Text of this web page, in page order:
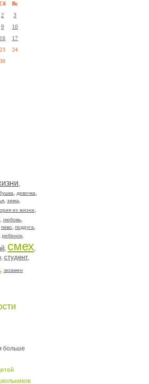
Вс
2
3
9
10
16
17
23
24
30
,
, девочка,
, зима,
из жизни,
, любовь,
пиво, подруга,
, ребенок,
, смех,
, студент,
, экзамен
больше